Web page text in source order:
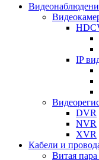
IP
DVR
NVR
XVR
Кабели и
Витая